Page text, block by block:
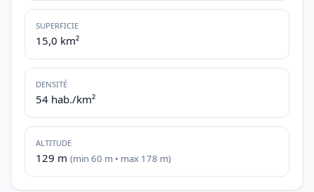
SUPERFICIE
15,0 km²
DENSITÉ
54 hab./km²
ALTITUDE
129 m (min 60 m • max 178 m)